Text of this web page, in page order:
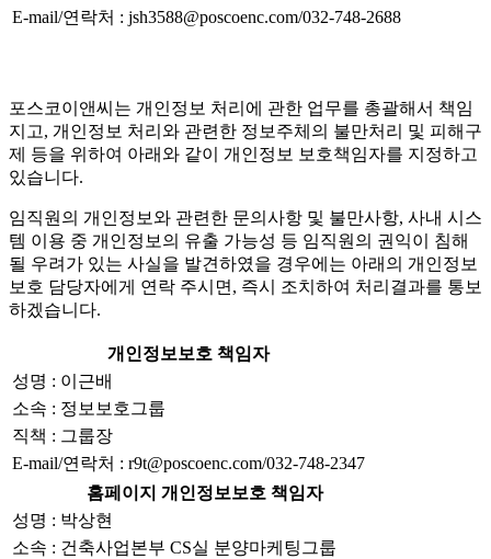
E-mail/연락처 : jsh3588@poscoenc.com/032-748-2688
포스코이앤씨는 개인정보 처리에 관한 업무를 총괄해서 책임
지고, 개인정보 처리와 관련한 정보주체의 불만처리 및 피해구
제 등을 위하여 아래와 같이 개인정보 보호책임자를 지정하고
있습니다.
임직원의 개인정보와 관련한 문의사항 및 불만사항, 사내 시스
템 이용 중 개인정보의 유출 가능성 등 임직원의 권익이 침해
될 우려가 있는 사실을 발견하였을 경우에는 아래의 개인정보
보호 담당자에게 연락 주시면, 즉시 조치하여 처리결과를 통보
하겠습니다.
개인정보보호 책임자
성명 : 이근배
소속 : 정보보호그룹
직책 : 그룹장
E-mail/연락처 : r9t@poscoenc.com/032-748-2347
홈페이지 개인정보보호 책임자
성명 : 박상현
소속 : 건축사업본부 CS실 분양마케팅그룹